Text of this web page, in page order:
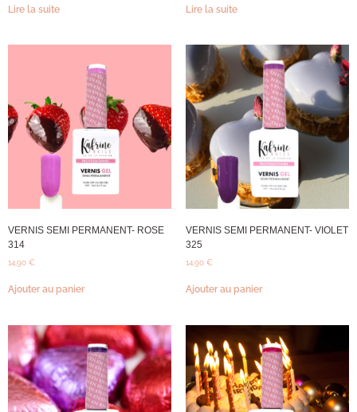
Lire la suite Lire la suite
VERNIS SEMI PERMANENT- ROSE
314
14,90 €
Ajouter au panier
VERNIS SEMI PERMANENT- VIOLET
325
14,90 €
Ajouter au panier